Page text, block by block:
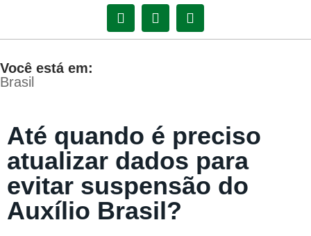
Você está em:
Brasil
Até quando é preciso
atualizar dados para
evitar suspensão do
Auxílio Brasil?